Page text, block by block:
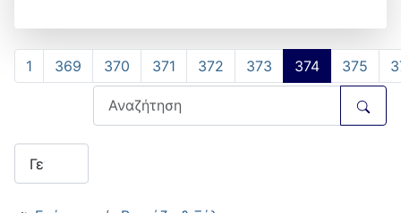
1 369 370 371 372 373 374 375